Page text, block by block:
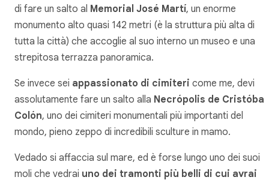
di fare un salto al Memorial José Martí, un enorme
monumento alto quasi 142 metri (è la struttura più alta di
tutta la città) che accoglie al suo interno un museo e una
strepitosa terrazza panoramica.
Se invece sei appassionato di cimiteri come me, devi
assolutamente fare un salto alla Necrópolis de Cristóbal
Colón, uno dei cimiteri monumentali più importanti del
mondo, pieno zeppo di incredibili sculture in mamo.
Vedado si affaccia sul mare, ed è forse lungo uno dei suoi
moli che vedrai uno dei tramonti più belli di cui avrai